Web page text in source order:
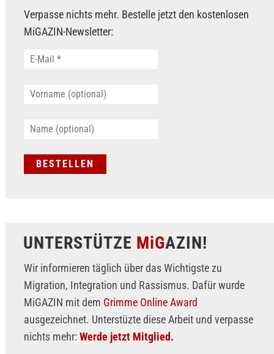
Verpasse nichts mehr. Bestelle jetzt den kostenlosen
MiGAZIN-Newsletter:
UNTERSTÜTZE MiGAZIN!
Wir informieren täglich über das Wichtigste zu
Migration, Integration und Rassismus. Dafür wurde
MiGAZIN mit dem Grimme Online Award
ausgezeichnet. Unterstüzte diese Arbeit und verpasse
nichts mehr: Werde jetzt Mitglied.